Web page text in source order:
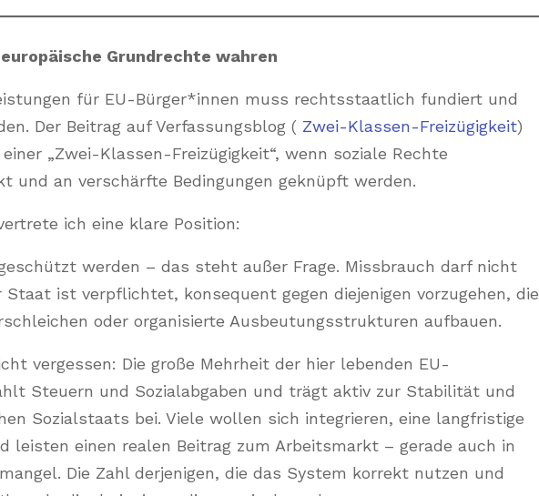
Grundrechte wahren
für EU-Bürger*innen muss rechtsstaatlich fundiert und
Der Beitrag auf Verfassungsblog ( Zwei-Klassen-Freizügigkeit)
„Zwei-Klassen-Freizügigkeit“, wenn soziale Rechte
und an verschärfte Bedingungen geknüpft werden.
ich eine klare Position:
werden – das steht außer Frage. Missbrauch darf nicht
ist verpflichtet, konsequent gegen diejenigen vorzugehen, die
oder organisierte Ausbeutungsstrukturen aufbauen.
vergessen: Die große Mehrheit der hier lebenden EU-
Steuern und Sozialabgaben und trägt aktiv zur Stabilität und
Sozialstaats bei. Viele wollen sich integrieren, eine langfristige
leisten einen realen Beitrag zum Arbeitsmarkt – gerade auch in
Die Zahl derjenigen, die das System korrekt nutzen und